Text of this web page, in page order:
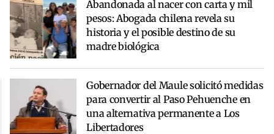
Abandonada al nacer con carta y mil
pesos: Abogada chilena revela su
historia y el posible destino de su
madre biológica
Gobernador del Maule solicitó medidas
para convertir al Paso Pehuenche en
una alternativa permanente a Los
Libertadores